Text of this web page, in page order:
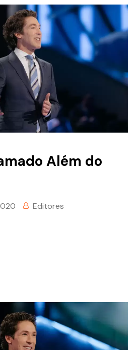
Além do
Editores